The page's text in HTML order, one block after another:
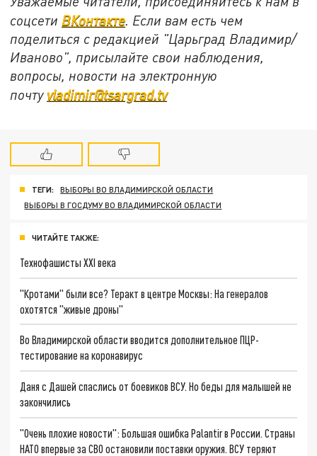
соцсети ВКонтакте . Если вам есть чем
поделиться с редакцией "Царьград Владимир/
Иваново", присылайте свои наблюдения,
вопросы, новости на электронную
почту vladimir@tsargrad.tv
ТЕГИ:
ВЫБОРЫ ВО ВЛАДИМИРСКОЙ ОБЛАСТИ
ВЫБОРЫ В ГОСДУМУ ВО ВЛАДИМИРСКОЙ ОБЛАСТИ
ЧИТАЙТЕ ТАКЖЕ:
Технофашисты XXI века
"Кротами" были все? Теракт в центре Москвы: На генералов
охотятся "живые дроны"
Во Владимирской области вводится дополнительное ПЦР-
тестирование на коронавирус
Даня с Дашей спаслись от боевиков ВСУ. Но беды для малышей не
закончились
"Очень плохие новости": Большая ошибка Palantir в России. Страны
НАТО впервые за СВО остановили поставки оружия. ВСУ теряют